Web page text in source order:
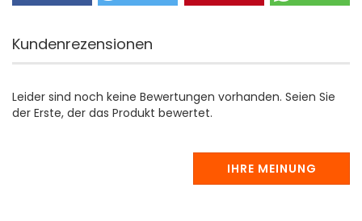
Kundenrezensionen
Leider sind noch keine Bewertungen vorhanden. Seien Sie
der Erste, der das Produkt bewertet.
IHRE MEINUNG